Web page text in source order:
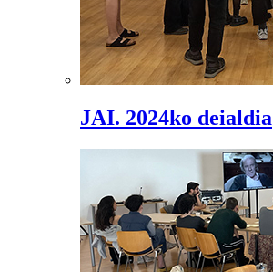
JAI. 2024ko deialdia